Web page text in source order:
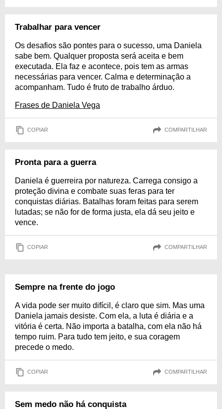
Trabalhar para vencer
Os desafios são pontes para o sucesso, uma Daniela
sabe bem. Qualquer proposta será aceita e bem
executada. Ela faz e acontece, pois tem as armas
necessárias para vencer. Calma e determinação a
acompanham. Tudo é fruto de trabalho árduo.
Frases de Daniela Vega
COPIAR COMPARTILHAR
Pronta para a guerra
Daniela é guerreira por natureza. Carrega consigo a
proteção divina e combate suas feras para ter
conquistas diárias. Batalhas foram feitas para serem
lutadas; se não for de forma justa, ela dá seu jeito e
vence.
COPIAR COMPARTILHAR
Sempre na frente do jogo
A vida pode ser muito difícil, é claro que sim. Mas uma
Daniela jamais desiste. Com ela, a luta é diária e a
vitória é certa. Não importa a batalha, com ela não há
tempo ruim. Para tudo tem jeito, e sua coragem
precede o medo.
COPIAR COMPARTILHAR
Sem medo não há conquista